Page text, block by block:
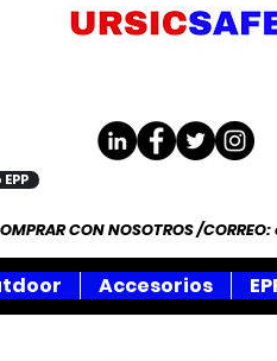
CON NOSOTROS /CORREO:
Accesorios